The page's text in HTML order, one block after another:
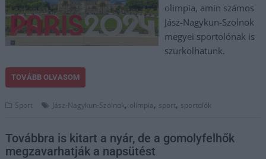
olimpia, amin számos
Jász-Nagykun-Szolnok
megyei sportolónak is
szurkolhatunk.
TOVÁBB OLVASOM
Sport Jász-Nagykun-Szolnok, olimpia, sport, sportolók
Továbbra is kitart a nyár, de a gomolyfelhők
megzavarhatják a napsütést